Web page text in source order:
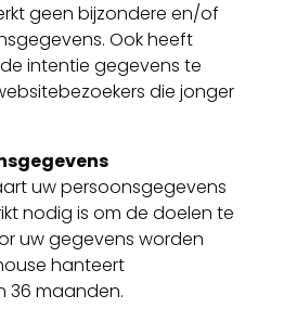
geen bijzondere en/of
Ook heeft
intentie gegevens te
die jonger
uw persoonsgegevens
nodig is om de doelen te
uw gegevens worden
hanteert
36 maanden.